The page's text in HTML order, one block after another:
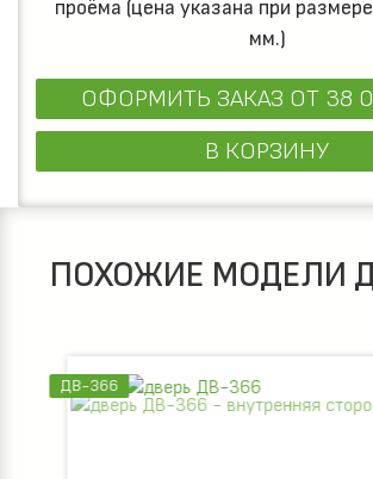
проёма (цена указана при
мм.)
ОФОРМИТЬ ЗАКАЗ ОТ 38
В КОРЗИНУ
ПОХОЖИЕ МОДЕЛИ
ДВ-365